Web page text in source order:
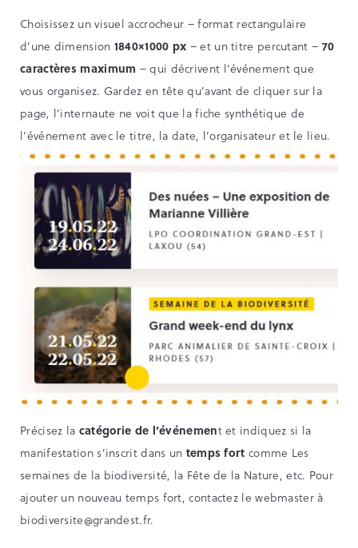
Choisissez un visuel accrocheur – format rectangulaire
d’une dimension 1840×1000 px – et un titre percutant – 70
caractères maximum – qui décrivent l’événement que
vous organisez. Gardez en tête qu’avant de cliquer sur la
page, l’internaute ne voit que la fiche synthétique de
l’événement avec le titre, la date, l’organisateur et le lieu.
Précisez la catégorie de l’événement et indiquez si la
manifestation s’inscrit dans un temps fort comme Les
semaines de la biodiversité, la Fête de la Nature, etc. Pour
ajouter un nouveau temps fort, contactez le webmaster à
biodiversite@grandest.fr.